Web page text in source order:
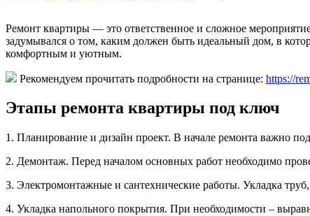
Ремонт квартиры — это ответственное и сложное
задумывался о том, каким должен быть идеальный дом, в
комфортным и уютным.
Рекомендуем прочитать подробности на странице: https://
Этапы ремонта квартиры под ключ
1. Планирование и дизайн проект. В начале ремонта важно
2. Демонтаж. Перед началом основных работ необходимо
3. Электромонтажные и сантехнические работы. Укладка
4. Укладка напольного покрытия. При необходимости –